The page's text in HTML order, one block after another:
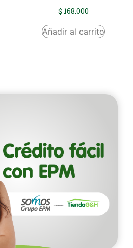
$ 168.000
Añadir al carrito